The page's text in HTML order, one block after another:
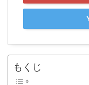
もくじ